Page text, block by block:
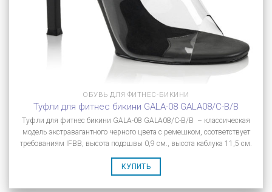
ОБУВЬ ДЛЯ ФИТНЕС-БИКИНИ
Туфли для фитнес бикини GALA-08 GALA08/C-B/B
Туфли для фитнес бикини GALA-08 GALA08/C-B/B – классическая
модель экстравагантного черного цвета с ремешком, соответствует
требованиям IFBB, высота подошвы 0,9 см., высота каблука 11,5 см.
КУПИТЬ